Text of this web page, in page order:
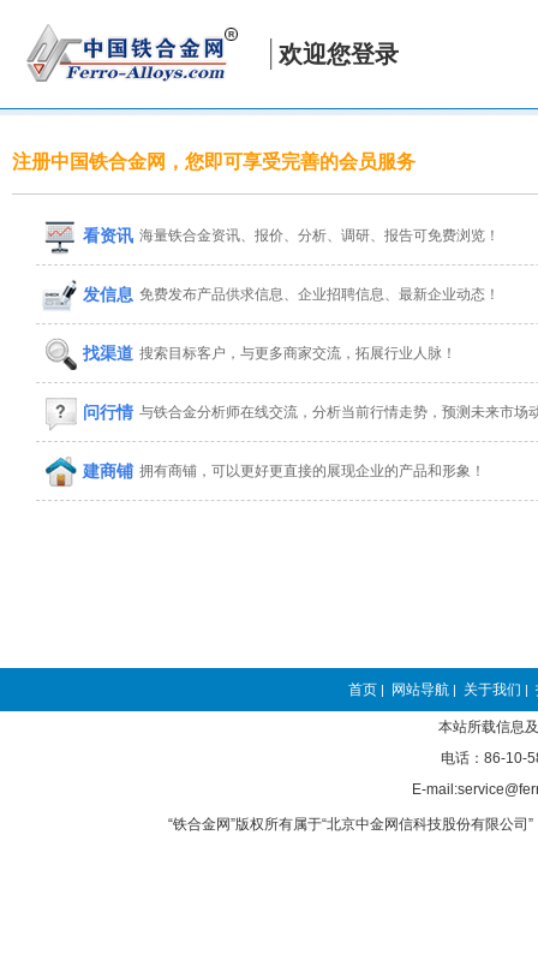
欢迎您登录
注册中国铁合金网，您即可享受完善的会员服务
看资讯 海量铁合金资讯、报价、分析、调研、报告可免费浏览！
发信息 免费发布产品供求信息、企业招聘信息、最新企业动态！
找渠道 搜索目标客户，与更多商家交流，拓展行业人脉！
问行情 与铁合金分析师在线交流，分析当前行情走势，预测未来市场
建商铺 拥有商铺，可以更好更直接的展现企业的产品和形象！
首页 | 网站导航 | 关于我们 |
本站所载信息
电话：86-10-
E-
“铁合金网”版权所有属于“北京中金网信科技股份有限公司